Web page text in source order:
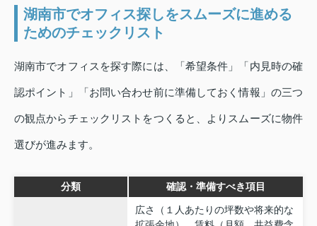
湖南市でオフィス探しをスムーズに進める
ためのチェックリスト
湖南市でオフィスを探す際には、「希望条件」「内見時の確
認ポイント」「お問い合わせ前に準備しておく情報」の三つ
の観点からチェックリストをつくると、よりスムーズに物件
選びが進みます。
分類 確認・準備すべき項目
広さ（１人あたりの坪数や将来的な